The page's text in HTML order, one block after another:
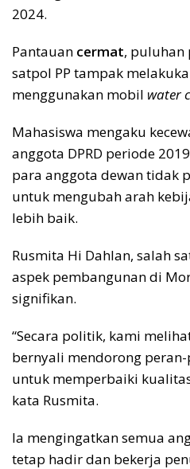
2024.
Pantauan cermat, puluhan
satpol PP tampak
menggunakan mobil water
Mahasiswa mengaku
anggota DPRD periode
para anggota dewan tidak
untuk mengubah arah
lebih baik.
Rusmita Hi Dahlan, salah
aspek pembangunan di
signifikan.
“Secara politik, kami
bernyali mendorong
untuk memperbaiki
kata Rusmita.
Ia mengingatkan semua
tetap hadir dan bekerja